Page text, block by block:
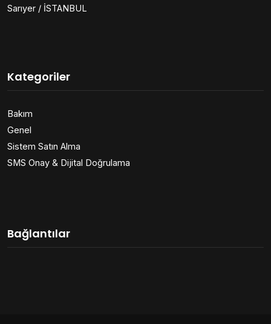
Sarıyer / İSTANBUL
Kategoriler
Bakım
Genel
Sistem Satın Alma
SMS Onay & Dijital Doğrulama
Bağlantılar